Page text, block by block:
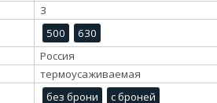
3
500
630
Россия
термоусаживаемая
без брони
с броней